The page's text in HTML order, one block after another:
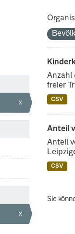
x
x
Anzahl
freier
CSV
Anteil
Anteil
CSV
Sie